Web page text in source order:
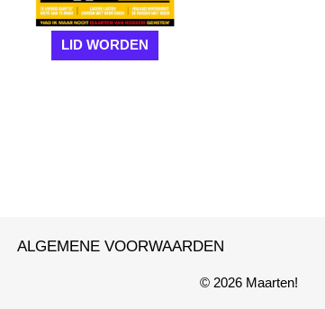
LID WORDEN
ALGEMENE VOORWAARDEN
© 2026 Maarten!